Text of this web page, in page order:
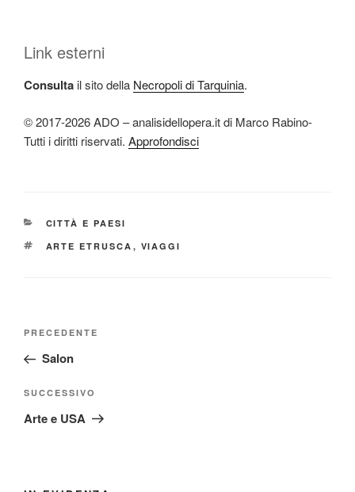
Link esterni
Consulta il sito della Necropoli di Tarquinia.
© 2017-2026 ADO – analisidellopera.it di Marco Rabino-
Tutti i diritti riservati. Approfondisci
CATEGORIE
CITTÀ E PAESI
TAG
ARTE ETRUSCA , VIAGGI
Navigazione
Articolo
precedente:
PRECEDENTE
Salon
Articolo
successivo
SUCCESSIVO
Arte e USA